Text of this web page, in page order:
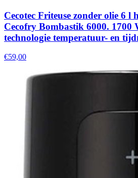
Cecotec Friteuse zonder olie 6 l
Cecofry Bombastik 6000. 1700
technologie temperatuur- en
€59,00